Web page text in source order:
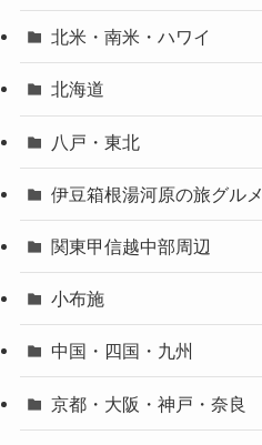
北米・南米・ハワイ
北海道
八戸・東北
伊豆箱根湯河原の旅グルメ
関東甲信越中部周辺
小布施
中国・四国・九州
京都・大阪・神戸・奈良